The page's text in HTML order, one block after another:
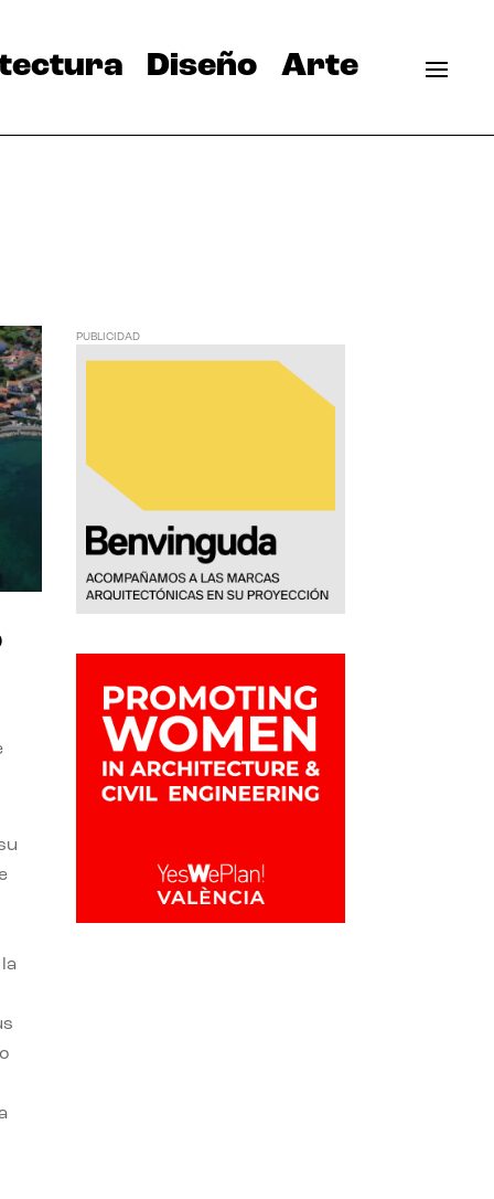
Diseño Arte
PUBLICIDAD